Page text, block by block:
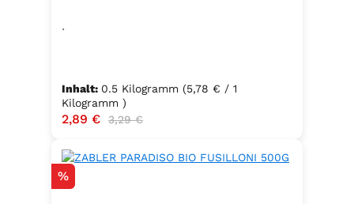
.
Inhalt: 0.5 Kilogramm (5,78 € / 1
Kilogramm )
Verkaufspreis:
2,89 € Regulärer Preis:
3,29 €
Rabatt
%